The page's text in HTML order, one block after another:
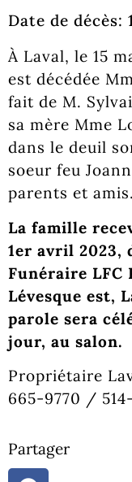
Date de décès:
À Laval, le 15
est décédée
fait de M.
sa mère Mme
dans le deuil
soeur feu
parents et amis.
La famille
1er avril 2023,
Funéraire LFC
Lévesque est,
parole sera
jour, au salon.
Propriétaire
665-9770 /
Partager